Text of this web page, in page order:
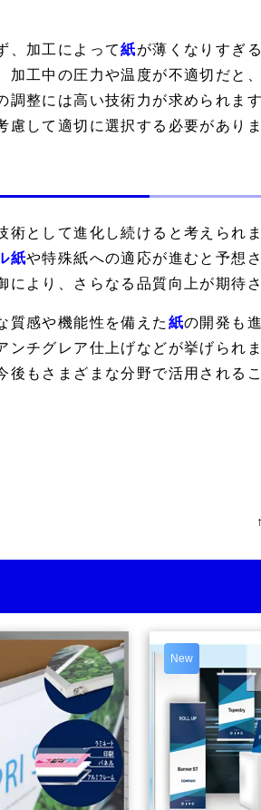
、加工によって紙が薄くなりすぎ
加工中の圧力や温度が不適切だと
整には高い技術力が求められま
して適切に選択する必要がありま
として進化し続けると考えられ
紙や特殊紙への適応が進むと予想
より、さらなる品質向上が期待さ
質感や機能性を備えた 紙の開発も
チグレア仕上げなどが挙げられ
もさまざまな分野で活用されるこ
New